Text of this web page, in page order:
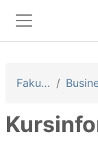
Website-
Fakultäten